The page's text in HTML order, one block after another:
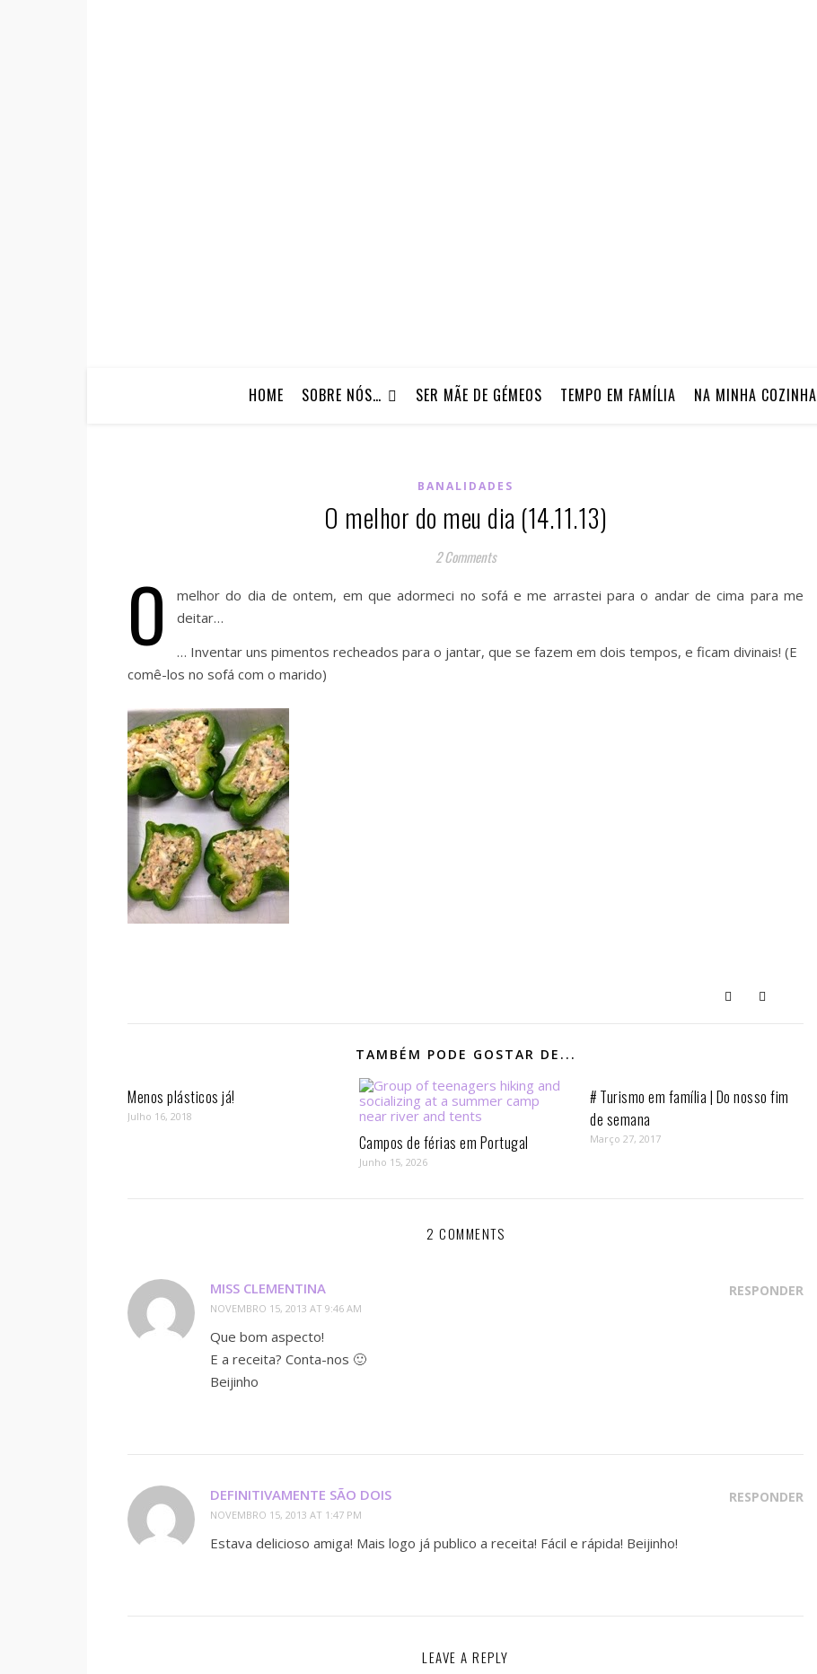
HOME SOBRE NÓS… SER MÃE DE GÉMEOS TEMPO EM FAMÍLIA NA MINHA COZINHA
BANALIDADES
O melhor do meu dia (14.11.13)
2 Comments
O
melhor do dia de ontem, em que adormeci no sofá e me arrastei para o andar de cima para me
deitar…
… Inventar uns pimentos recheados para o jantar, que se fazem em dois tempos, e ficam divinais! (E
comê-los no sofá com o marido)
TAMBÉM PODE GOSTAR DE...
Menos plásticos já!
Julho 16, 2018
Campos de férias em Portugal
Junho 15, 2026
# Turismo em família | Do nosso fim
de semana
Março 27, 2017
2 COMMENTS
MISS CLEMENTINA
NOVEMBRO 15, 2013 AT 9:46 AM
RESPONDER
Que bom aspecto!
E a receita? Conta-nos 🙂
Beijinho
DEFINITIVAMENTE SÃO DOIS
NOVEMBRO 15, 2013 AT 1:47 PM
RESPONDER
Estava delicioso amiga! Mais logo já publico a receita! Fácil e rápida! Beijinho!
LEAVE A REPLY